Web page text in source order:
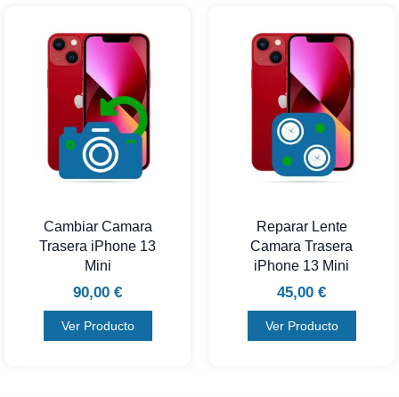
Cambiar Camara
Trasera iPhone 13
Mini
90,00 €
Ver Producto
Reparar Lente
Camara Trasera
iPhone 13 Mini
45,00 €
Ver Producto